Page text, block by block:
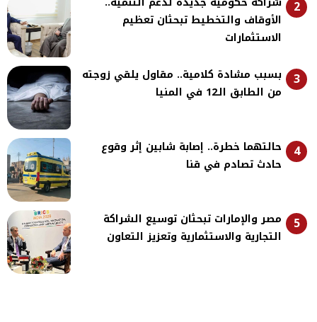
2
الأوقاف والتخطيط تبحثان تعظيم
الاستثمارات
3
بسبب مشادة كلامية.. مقاول يلقي زوجته
من الطابق الـ12 في المنيا
4
حالتهما خطرة.. إصابة شابين إثر وقوع
حادث تصادم في قنا
5
مصر والإمارات تبحثان توسيع الشراكة
التجارية والاستثمارية وتعزيز التعاون